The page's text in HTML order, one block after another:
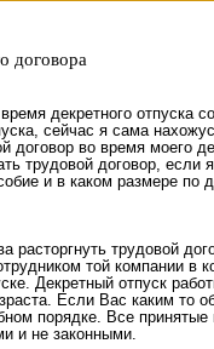
договора
декретного отпуска
сейчас я сама
договор во время моего
трудовой договор,
и в каком размере по
расторгнуть трудовой
той компании в
Декретный отпуск
Если Вас каким то
порядке. Все
и не законными.